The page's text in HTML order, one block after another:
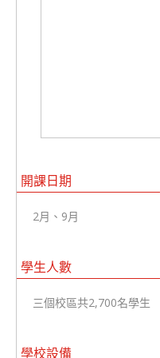
開課日期
2月、9月
學生人數
三個校區共2,700名學生
學校設備